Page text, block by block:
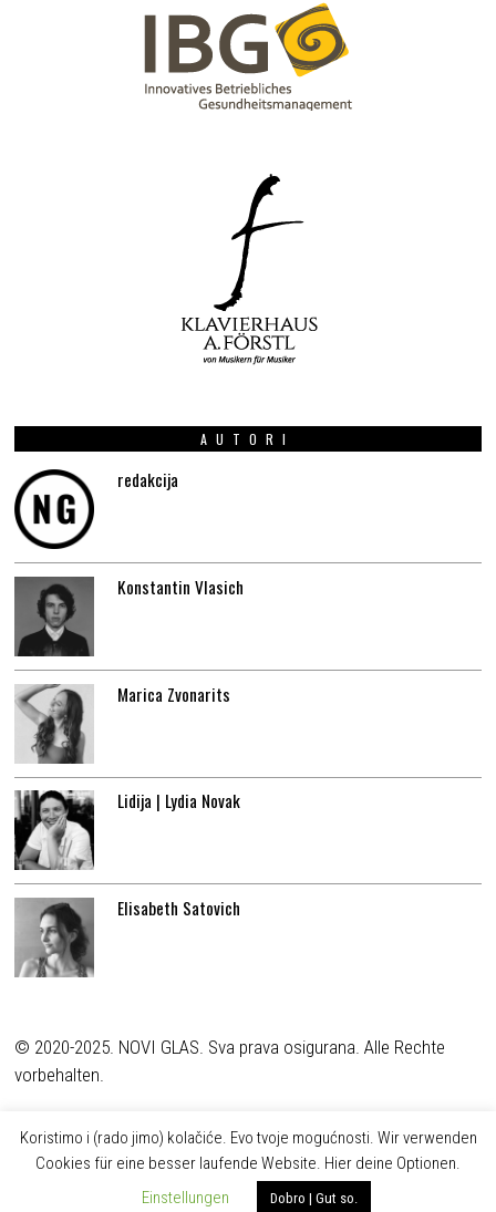
AUTORI
redakcija
Konstantin Vlasich
Marica Zvonarits
Lidija | Lydia Novak
Elisabeth Satovich
© 2020-2025. NOVI GLAS. Sva prava osigurana. Alle Rechte
vorbehalten.
Koristimo i (rado jimo) kolačiće. Evo tvoje mogućnosti. Wir verwenden
Cookies für eine besser laufende Website. Hier deine Optionen.
Einstellungen
Dobro | Gut so.